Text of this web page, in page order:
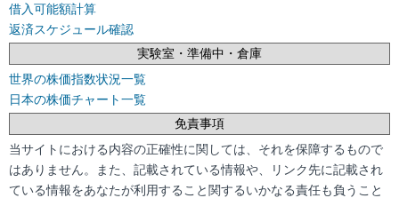
借入可能額計算
返済スケジュール確認
実験室・準備中・倉庫
世界の株価指数状況一覧
日本の株価チャート一覧
免責事項
当サイトにおける内容の正確性に関しては、それを保障するもので
はありません。また、記載されている情報や、リンク先に記載され
ている情報をあなたが利用すること関するいかなる責任も負うこと